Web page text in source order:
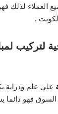
العملاء لذلك
.
لتركيب
علي علم ودراية
فهو دائما